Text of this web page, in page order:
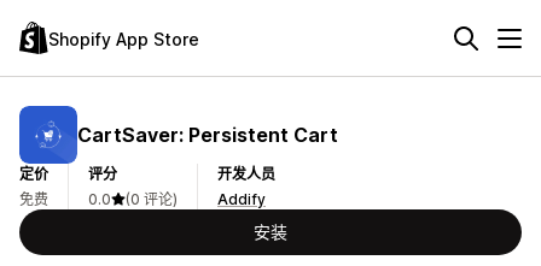
Shopify App Store
CartSaver: Persistent Cart
定价
免费
评分
0.0
(0 评论)
开发人员
Addify
安装